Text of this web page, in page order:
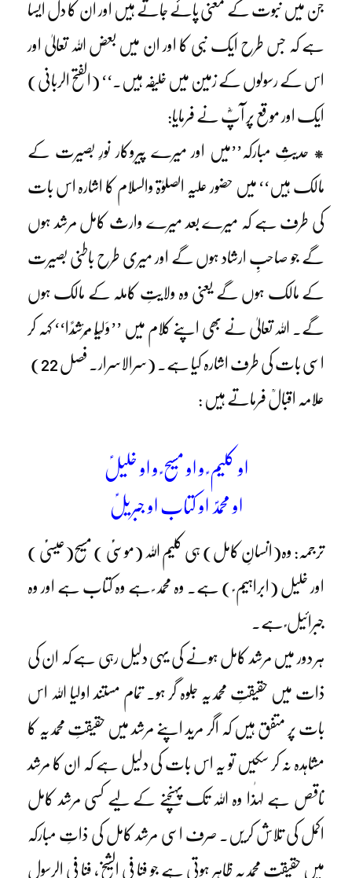
جن میں نبوت کے معنی پائے جاتے ہیں اور ان کا دل ایسا
ہے کہ جس طرح ایک نبی کا اور ان میں بعض اللہ تعالیٰ اور
اس کے رسولوں کے زمین میں خلیفہ ہیں۔‘‘ (الفتح الربانی)
ایک اور موقع پر آپؓ نے فرمایا:
* حدیثِ مبارکہ’’میں اور میرے پیروکار نورِ بصیرت کے
مالک ہیں‘‘ میں حضور علیہ الصلوٰۃ والسلام کا اشارہ اس بات
کی طرف ہے کہ میرے بعد میرے وارث کامل مرشد ہوں
گے جو صاحبِ ارشاد ہوں گے اور میری طرح باطنی بصیرت
کے مالک ہوں گے یعنی وہ ولایتِ کاملہ کے مالک ہوں
گے۔ اللہ تعالیٰ نے بھی اپنے کلام میں ’’وَلِیًّا مُّرْشِدًا‘‘ کہہ کر
اسی بات کی طرف اشارہ کیا ہے۔ (سرالاسرار۔ فصل 22)
علامہ اقبالؒ فرماتے ہیں :
او کلیم ؑ و او مسیح ؑ و او خلیلؑ
او محمدؐ او کتاب او جبریلؑ
ترجمہ: وہ(انسانِ کامل) ہی کلیم اللہ (موسیٰؑ ) مسیح(عیسیٰؑ )
اور خلیل (ابراہیم ؑ ) ہے۔ وہ محمد ؐ ہے وہ کتاب ہے اور وہ
جبرائیل ؑ ہے۔
ہر دور میں مرشد کامل ہونے کی یہی دلیل رہی ہے کہ ان کی
ذات میں حقیقتِ محمدیہ جلوہ گر ہو۔ تمام مستند اولیا اللہ اس
بات پر متفق ہیں کہ اگر مرید اپنے مرشد میں حقیقتِ محمدیہ کا
مشاہدہ نہ کر سکیں تو یہ اس بات کی دلیل ہے کہ ان کا مرشد
ناقص ہے لہٰذا وہ اللہ تک پہنچنے کے لیے کسی مرشد کامل
اکمل کی تلاش کریں۔ صرف اسی مرشد کامل کی ذاتِ مبارکہ
میں حقیقتِ محمدیہ ظاہر ہوتی ہے جو فنا فی الشیخ، فنا فی الرسول